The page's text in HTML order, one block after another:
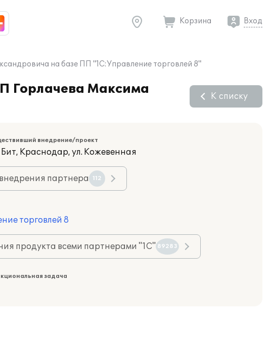
Корзина Вход
на базе ПП "1С:Управление торговлей 8"
Горлачева Максима
К списку
внедрение/проект
Краснодар, ул. Кожевенная
партнера 112
торговлей 8
продукта всеми партнерами "1С" 89283
задача